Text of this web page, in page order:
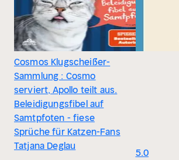
Cosmos Klugscheißer-
Sammlung : Cosmo
serviert, Apollo teilt aus.
Beleidigungsfibel auf
Samtpfoten - fiese
Sprüche für Katzen-Fans
Tatjana Deglau
5.0